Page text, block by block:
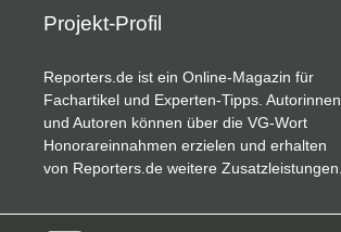
Projekt-Profil
Reporters.de ist ein Online-Magazin für
Fachartikel und Experten-Tipps. Autorinnen
und Autoren können über die VG-Wort
Honorareinnahmen erzielen und erhalten
von Reporters.de weitere Zusatzleistungen.